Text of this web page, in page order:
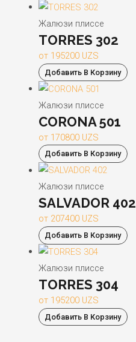
Жалюзи плиссе
TORRES 302
от 195200 UZS
Добавить В Корзину
Жалюзи плиссе
CORONA 501
от 170800 UZS
Добавить В Корзину
Жалюзи плиссе
SALVADOR 402
от 207400 UZS
Добавить В Корзину
Жалюзи плиссе
TORRES 304
от 195200 UZS
Добавить В Корзину